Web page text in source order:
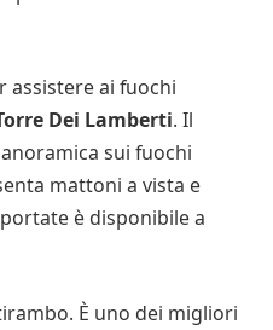
assistere ai fuochi
Dei Lamberti. Il
sui fuochi
mattoni a vista e
è disponibile a
È uno dei migliori